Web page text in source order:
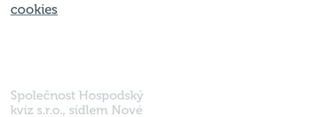
cookies
Společnost Hospodský
kvíz s.r.o., sídlem Nové